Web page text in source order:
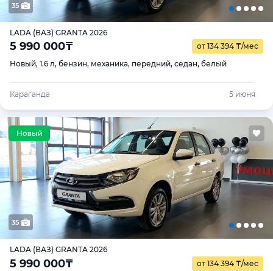
35
LADA (ВАЗ) GRANTA 2026
5 990 000₸ от 134 394 ₸/мес
Новый, 1.6 л, бензин, механика, передний, седан, белый
Караганда 5 июня
35
LADA (ВАЗ) GRANTA 2026
5 990 000₸ от 134 394 ₸/мес